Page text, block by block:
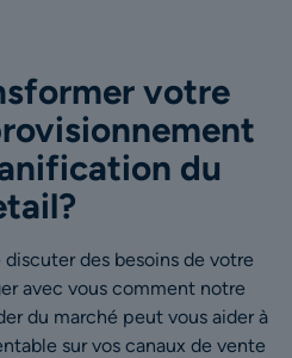
votre
du
des besoins de votre
avec vous comment notre
du marché peut vous aider à
sur vos canaux de vente